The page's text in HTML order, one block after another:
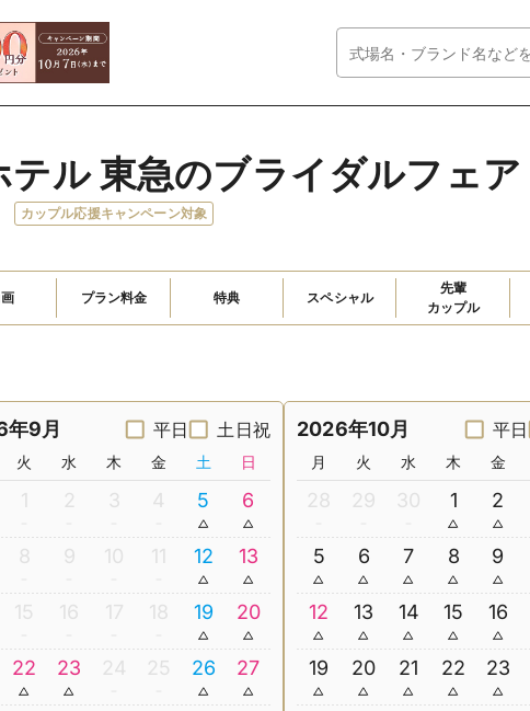
ル 東急のブライダルフェア
カップル応援キャンペーン対象
プラン料金 特典 スペシャル
先輩
カップル
9月 平日 土日祝
火 水 木 金 土 日
1 2 3 4 5 6
8 9 10 11 12 13
15 16 17 18 19 20
22 23 24 25 26 27
2026年10月 平日
月 火 水 木 金
28 29 30 1 2
5 6 7 8 9
12 13 14 15 16
19 20 21 22 23